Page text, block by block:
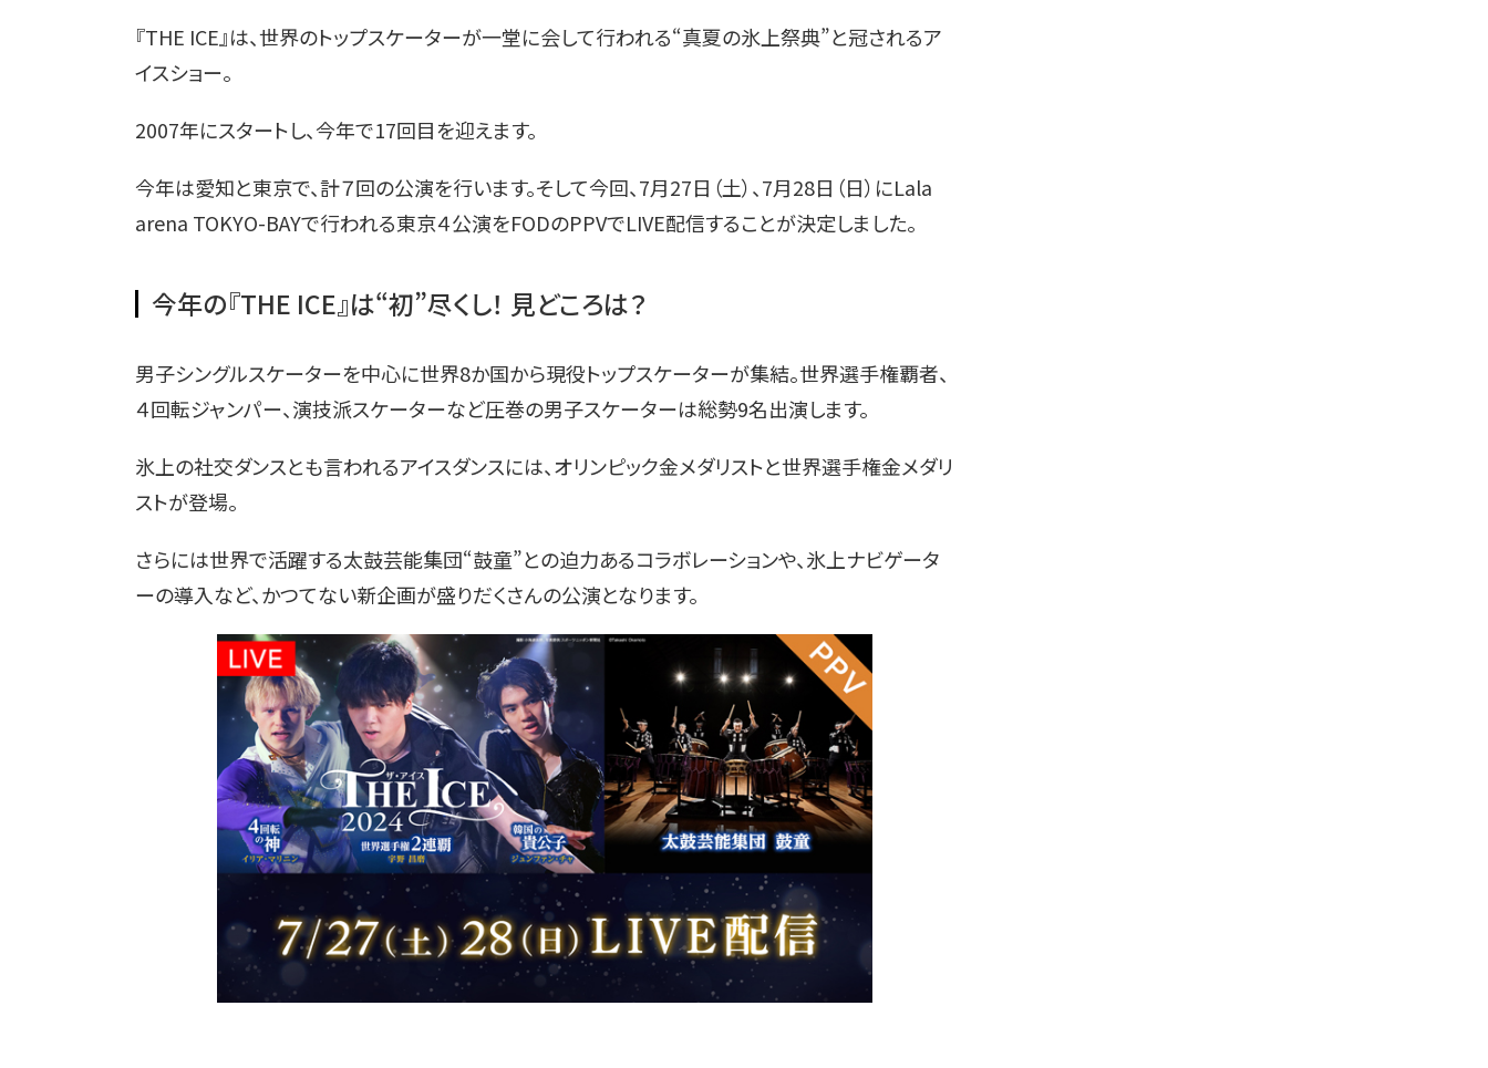
『THE ICE』は、世界のトップスケーターが一堂に会して行われる“真夏の氷上祭典”と冠されるア
イスショー。
2007年にスタートし、今年で17回目を迎えます。
今年は愛知と東京で、計７回の公演を行います。そして今回、7月27日（土）、7月28日（日）にLala
arena TOKYO-BAYで行われる東京４公演をFODのPPVでLIVE配信することが決定しました。
今年の『THE ICE』は“初”尽くし！ 見どころは？
男子シングルスケーターを中心に世界8か国から現役トップスケーターが集結。世界選手権覇者、
４回転ジャンパー、演技派スケーターなど圧巻の男子スケーターは総勢9名出演します。
氷上の社交ダンスとも言われるアイスダンスには、オリンピック金メダリストと世界選手権金メダリ
ストが登場。
さらには世界で活躍する太鼓芸能集団“鼓童”との迫力あるコラボレーションや、氷上ナビゲータ
ーの導入など、かつてない新企画が盛りだくさんの公演となります。